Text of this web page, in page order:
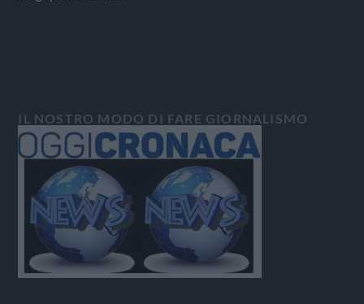
IL NOSTRO MODO DI FARE GIORNALISMO